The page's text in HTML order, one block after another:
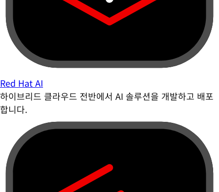
Red Hat AI
하이브리드 클라우드 전반에서 AI 솔루션을 개발하고 배포
합니다.